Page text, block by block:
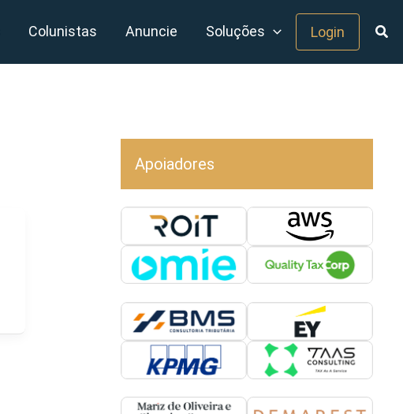
Colunistas Anuncie Soluções Login
Apoiadores